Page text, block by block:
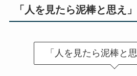
「人を見たら泥棒と思え
「人を見たら泥棒と思